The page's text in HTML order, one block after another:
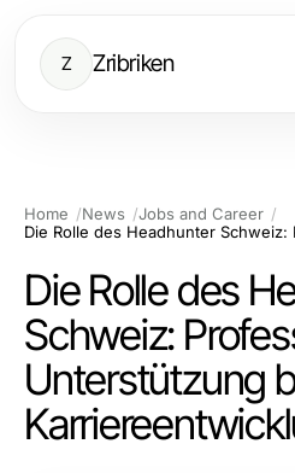
Z Zribriken
Home News
Jobs and Career
Die Rolle des
Schweiz:
Unterstützung